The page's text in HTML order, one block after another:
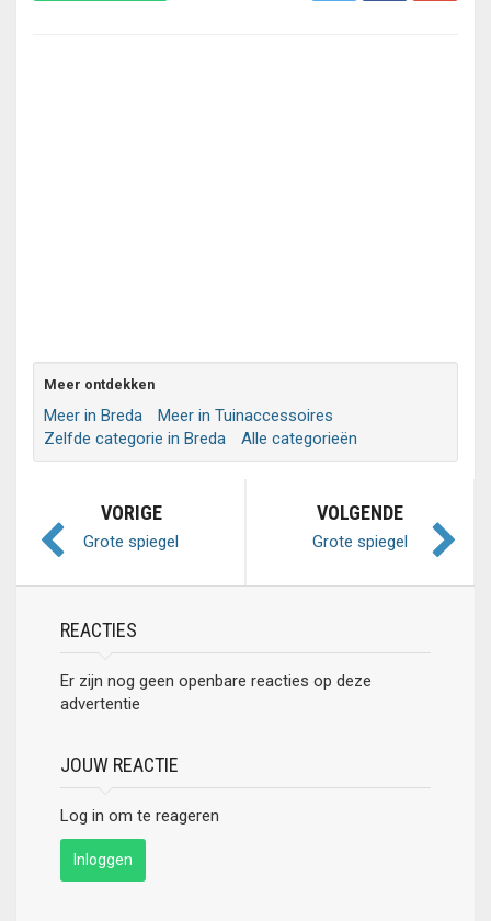
Meer ontdekken
Meer in Breda
Meer in Tuinaccessoires
Zelfde categorie in Breda
Alle categorieën
VORIGE
Grote spiegel
VOLGENDE
Grote spiegel
REACTIES
Er zijn nog geen openbare reacties op deze
advertentie
JOUW REACTIE
Log in om te reageren
Inloggen